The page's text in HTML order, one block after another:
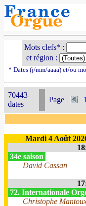
Mots clefs* :
et région :
* Dates (j/mm/aaaa) et/ou
70443
dates
Page 1
Mardi 4 Août
34e saison
David Cassan
72. Internationale
Christophe